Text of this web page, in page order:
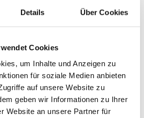
Details Über Cookies
Cookies
um Inhalte und Anzeigen zu
für soziale Medien anbieten
auf unsere Website zu
geben wir Informationen zu Ihrer
Website an unsere Partner für
05